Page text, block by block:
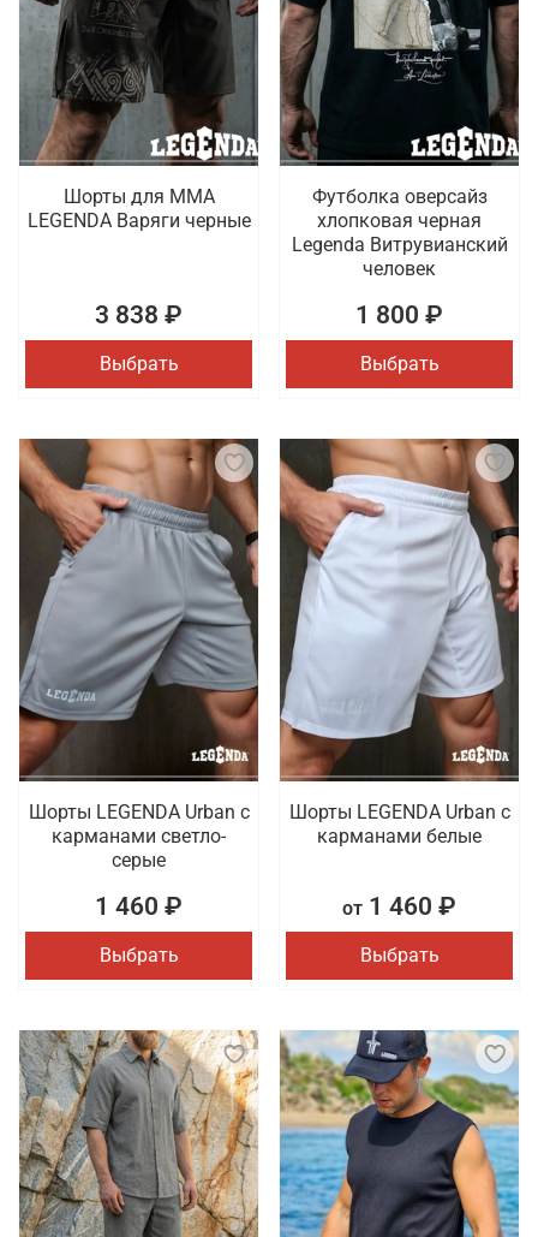
Шорты для MMA
LEGENDA Варяги черные
3 838 ₽
Выбрать
Футболка оверсайз
хлопковая черная
Legenda Витрувианский
человек
1 800 ₽
Выбрать
Шорты LEGENDA Urban c
карманами светло-
серые
1 460 ₽
Выбрать
Шорты LEGENDA Urban c
карманами белые
от 1 460 ₽
Выбрать